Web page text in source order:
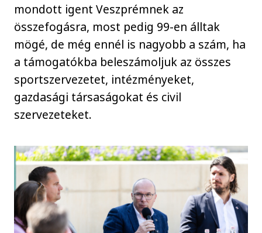
mondott igent Veszprémnek az
összefogásra, most pedig 99-en álltak
mögé, de még ennél is nagyobb a szám, ha
a támogatókba beleszámoljuk az összes
sportszervezetet, intézményeket,
gazdasági társaságokat és civil
szervezeteket.